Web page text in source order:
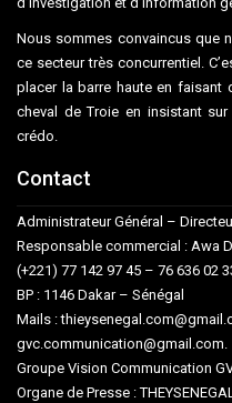
Nous sommes convaincus que
ce secteur très concurrentiel.
placer la barre haute en faisant
cheval de Troie en insistant
crédo.
Contact
Administrateur Général –
Responsable commercial : Awa
(+221) 77 142 97 45 – 76 636 02
BP : 1146 Dakar – Sénégal
Mails :
gvc.communication@gmail.com.
Groupe Vision Communication
Organe de Presse :